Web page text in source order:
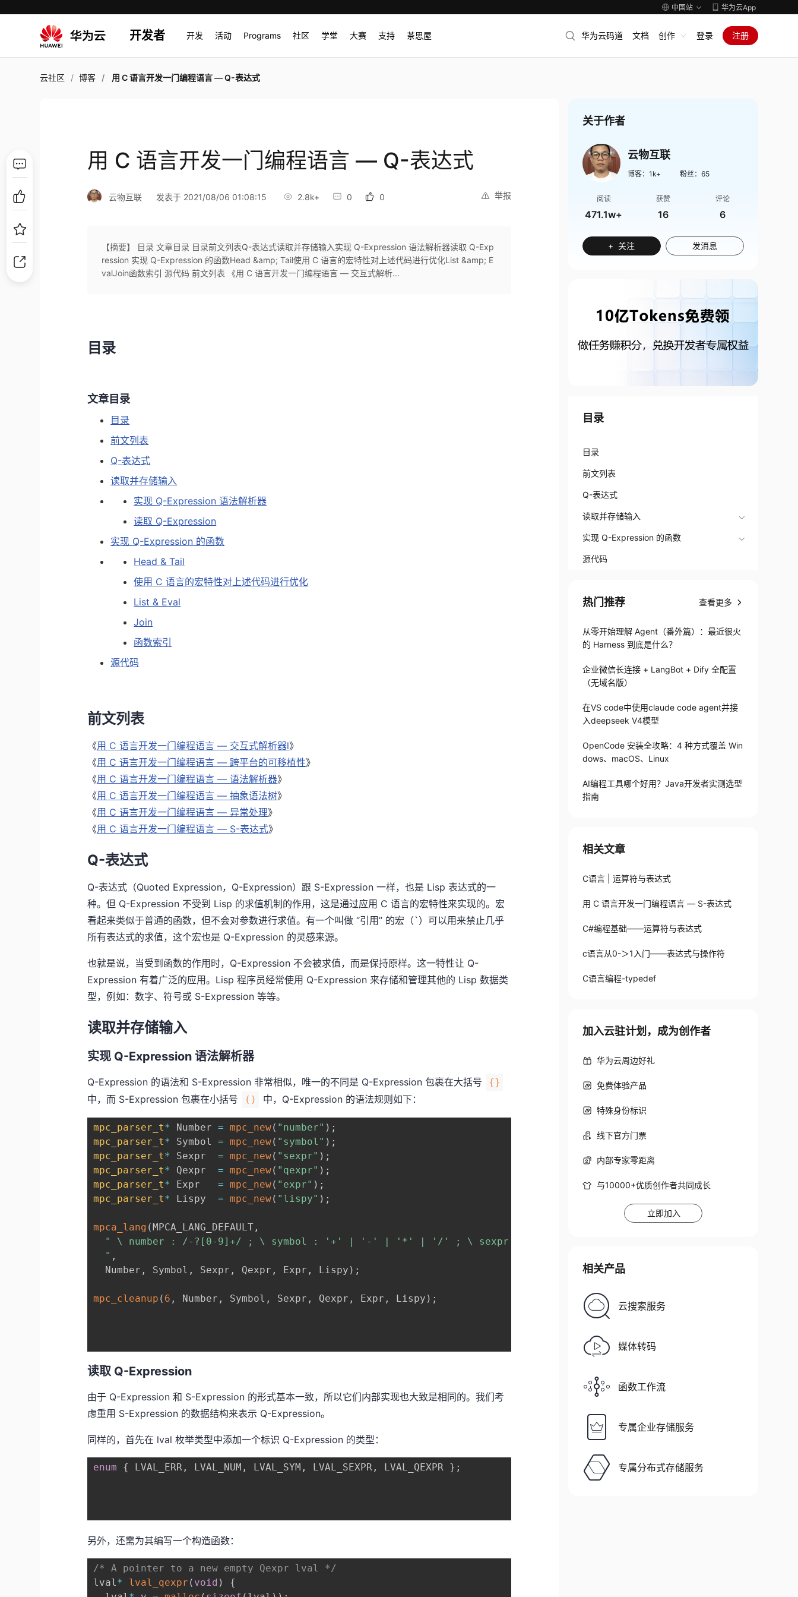
中国站 华为云App
开发者 开发 活动 Programs 社区 学堂 大赛 支持 茶思屋 华为云码道 文档 创作 登录 注册
云社区 博客 用 C 语言开发一门编程语言 — Q-表达式
用 C 语言开发一门编程语言 — Q-表达式
举报
云物互联 发表于 2021/08/06 01:08:15 2.8k+ 0 0
【摘要】 目录 文章目录 目录前文列表Q-表达式读取并存储输入实现 Q-Expression 语法解析器读取 Q-Exp
ression 实现 Q-Expression 的函数Head &amp; Tail使用 C 语言的宏特性对上述代码进行优化List &amp; E
valJoin函数索引 源代码 前文列表 《用 C 语言开发一门编程语言 — 交互式解析...
目录
文章目录
目录
前文列表
Q-表达式
读取并存储输入
实现 Q-Expression 语法解析器
读取 Q-Expression
实现 Q-Expression 的函数
Head & Tail
使用 C 语言的宏特性对上述代码进行优化
List & Eval
Join
函数索引
源代码
前文列表
《用 C 语言开发一门编程语言 — 交互式解析器l》
《用 C 语言开发一门编程语言 — 跨平台的可移植性》
《用 C 语言开发一门编程语言 — 语法解析器》
《用 C 语言开发一门编程语言 — 抽象语法树》
《用 C 语言开发一门编程语言 — 异常处理》
《用 C 语言开发一门编程语言 — S-表达式》
Q-表达式
Q-表达式（Quoted Expression，Q-Expression）跟 S-Expression 一样，也是 Lisp 表达式的一
种。但 Q-Expression 不受到 Lisp 的求值机制的作用，这是通过应用 C 语言的宏特性来实现的。宏
看起来类似于普通的函数，但不会对参数进行求值。有一个叫做 “引用” 的宏（`）可以用来禁止几乎
所有表达式的求值，这个宏也是 Q-Expression 的灵感来源。
也就是说，当受到函数的作用时，Q-Expression 不会被求值，而是保持原样。这一特性让 Q-
Expression 有着广泛的应用。Lisp 程序员经常使用 Q-Expression 来存储和管理其他的 Lisp 数据类
型，例如：数字、符号或 S-Expression 等等。
读取并存储输入
实现 Q-Expression 语法解析器
Q-Expression 的语法和 S-Expression 非常相似，唯一的不同是 Q-Expression 包裹在大括号 {}
中，而 S-Expression 包裹在小括号 () 中，Q-Expression 的语法规则如下：
mpc_parser_t* Number = mpc_new( "number" ) ;
mpc_parser_t* Symbol = mpc_new( "symbol" ) ;
mpc_parser_t* Sexpr = mpc_new( "sexpr" ) ;
mpc_parser_t* Qexpr = mpc_new( "qexpr" ) ;
mpc_parser_t* Expr = mpc_new( "expr" ) ;
mpc_parser_t* Lispy = mpc_new( "lispy" ) ;
mpca_lang (MPCA_LANG_DEFAULT ,
" \ number : /-?[0-9]+/ ; \ symbol : '+' | '-' | '*' | '/' ; \ sexpr  : '(' <expr>* ')' ; \ qexpr  : '{' <expr>* '}' ; \
  "
,
  Number
, Symbol , Sexpr , Qexpr , Expr , Lispy ) ;
mpc_cleanup ( 6 , Number , Symbol , Sexpr , Qexpr , Expr , Lispy ) ;
读取 Q-Expression
由于 Q-Expression 和 S-Expression 的形式基本一致，所以它们内部实现也大致是相同的。我们考
虑重用 S-Expression 的数据结构来表示 Q-Expression。
同样的，首先在 lval 枚举类型中添加一个标识 Q-Expression 的类型：
enum { LVAL_ERR , LVAL_NUM , LVAL_SYM , LVAL_SEXPR , LVAL_QEXPR } ;
另外，还需为其编写一个构造函数：
/* A pointer to a new empty Qexpr lval */
lval* lval_qexpr ( void )
{
关于作者
云物互联
博客： 1k+ 粉丝： 65
阅读
471.1w+
获赞
16
评论
6
+ 关注 发消息
目录
目录
前文列表
Q-表达式
读取并存储输入
实现 Q-Expression 的函数
源代码
热门推荐 查看更多
从零开始理解 Agent（番外篇）：最近很火
的 Harness 到底是什么？
企业微信长连接 + LangBot + Dify 全配置
（无域名版）
在VS code中使用claude code agent并接
入deepseek V4模型
OpenCode 安装全攻略：4 种方式覆盖 Win
dows、macOS、Linux
AI编程工具哪个好用？Java开发者实测选型
指南
相关文章
C语言 | 运算符与表达式
用 C 语言开发一门编程语言 — S-表达式
C#编程基础——运算符与表达式
c语言从0-＞1入门——表达式与操作符
C语言编程-typedef
加入云驻计划，成为创作者
华为云周边好礼
免费体验产品
特殊身份标识
线下官方门票
内部专家零距离
与10000+优质创作者共同成长
立即加入
相关产品
云搜索服务
媒体转码
函数工作流
专属企业存储服务
专属分布式存储服务